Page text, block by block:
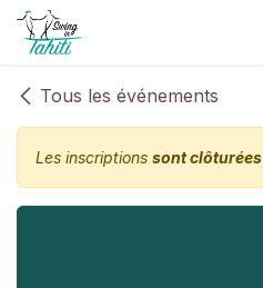
Se rendre au contenu
Tous les événements
Les inscriptions sont clôturées